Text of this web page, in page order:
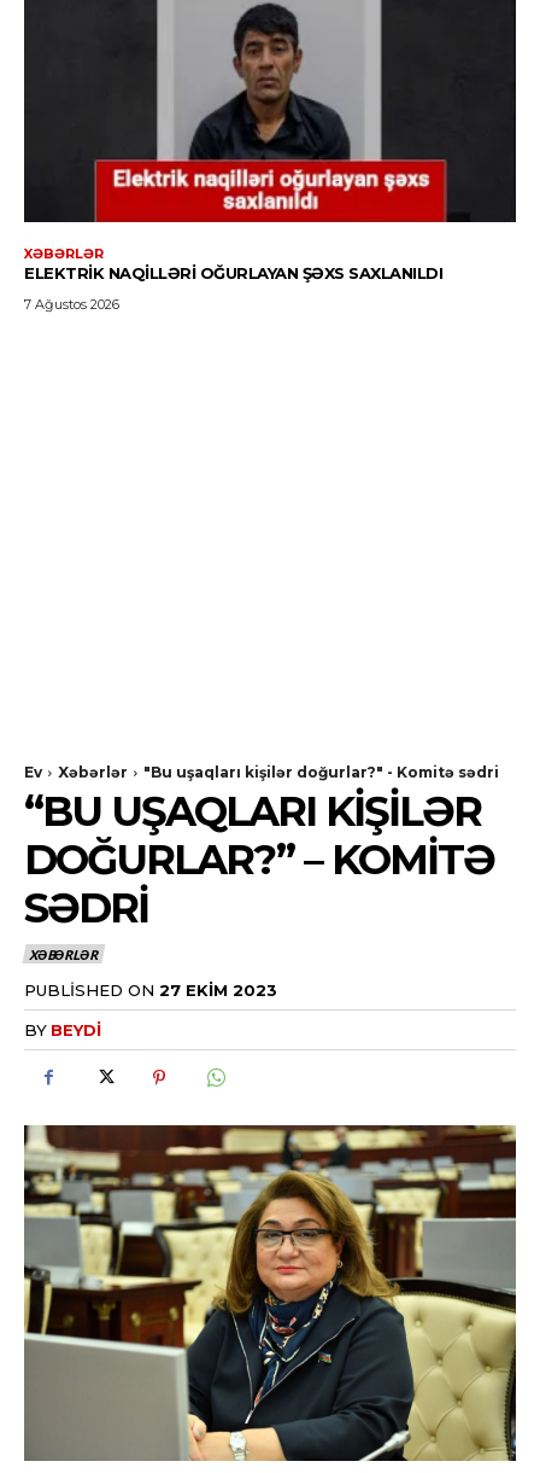
XƏBƏRLƏR
ELEKTRIK NAQILLƏRI OĞURLAYAN ŞƏXS SAXLANILDI
7 Ağustos 2026